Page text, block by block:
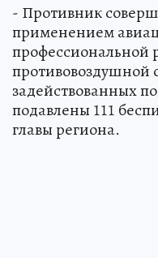
- Противник
применением
профессиональной
противовоздушной
задействованных
подавлены 111
главы региона.